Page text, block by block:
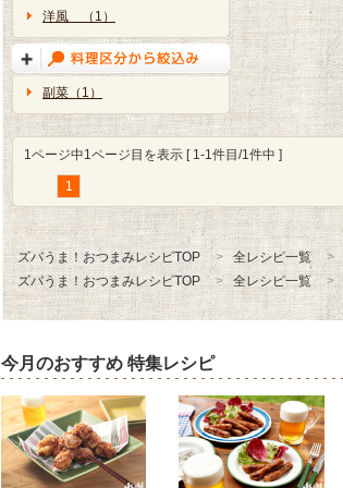
洋風 （1）
副菜（1）
1ページ中1ページ目を表示 [ 1-1件目/1件中 ]
1
ズバうま！おつまみレシピTOP 全レシピ一覧
ズバうま！おつまみレシピTOP
全レシピ一覧
今月のおすすめ 特集レシピ